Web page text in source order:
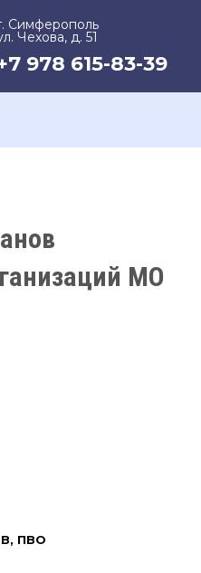
Симферополь
Чехова, д. 51
978 615-83-39
МО
ПВО